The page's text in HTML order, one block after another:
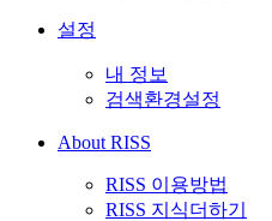
설정
내 정보
검색환경설정
About RISS
RISS 이용방법
RISS 지식더하기